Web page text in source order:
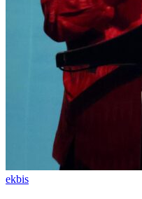
ekbis